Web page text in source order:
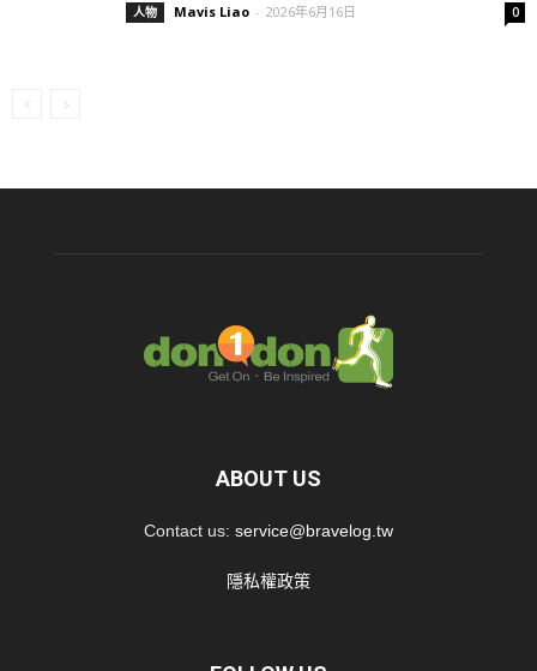
人物 Mavis Liao - 2026年6月16日 0
ABOUT US
Contact us: service@bravelog.tw
隱私權政策